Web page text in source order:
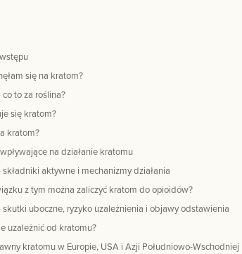
się na kratom?
to za roślina?
się kratom?
kratom?
na działanie kratomu
aktywne i mechanizmy działania
z tym można zaliczyć kratom do opioidów?
skutki uboczne, ryzyko uzależnienia i objawy odstawienia
uzależnić od kratomu?
kratomu w Europie, USA i Azji Południowo-Wschodniej